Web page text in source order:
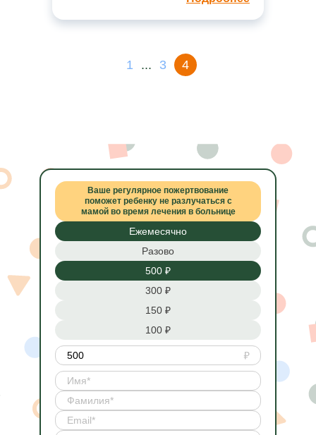
1 ... 3 4
Ваше регулярное пожертвование
поможет ребенку не разлучаться с
мамой во время лечения в больнице
Ежемесячно
Разово
500 ₽
300 ₽
150 ₽
100 ₽